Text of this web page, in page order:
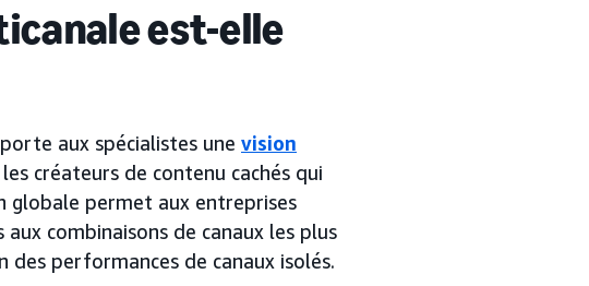
est-elle
aux spécialistes une vision
créateurs de contenu cachés qui
globale permet aux entreprises
combinaisons de canaux les plus
des performances de canaux isolés.